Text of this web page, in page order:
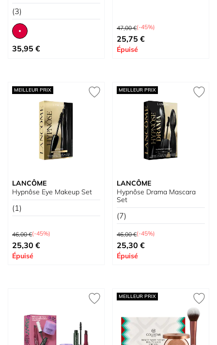
(3)
À partir de
35,95 €
Prix normal
47,00 €(-45%)
Prix spécial
25,75 €
Épuisé
MEILLEUR PRIX
LANCÔME
Hypnôse Eye Makeup Set
(1)
Prix normal
46,00 €(-45%)
Prix spécial
25,30 €
Épuisé
MEILLEUR PRIX
LANCÔME
Hypnôse Drama Mascara
Set
(7)
Prix normal
46,00 €(-45%)
Prix spécial
25,30 €
Épuisé
MEILLEUR PRIX